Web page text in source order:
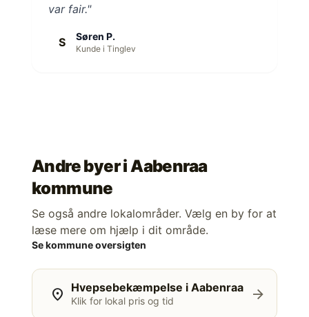
var fair."
S Søren P.
Kunde i Tinglev
Andre byer i Aabenraa
kommune
Se også andre lokalområder. Vælg en by for at
læse mere om hjælp i dit område.
Se kommune oversigten
location_on Hvepsebekæmpelse i Aabenraa
Klik for lokal pris og tid arrow_forward